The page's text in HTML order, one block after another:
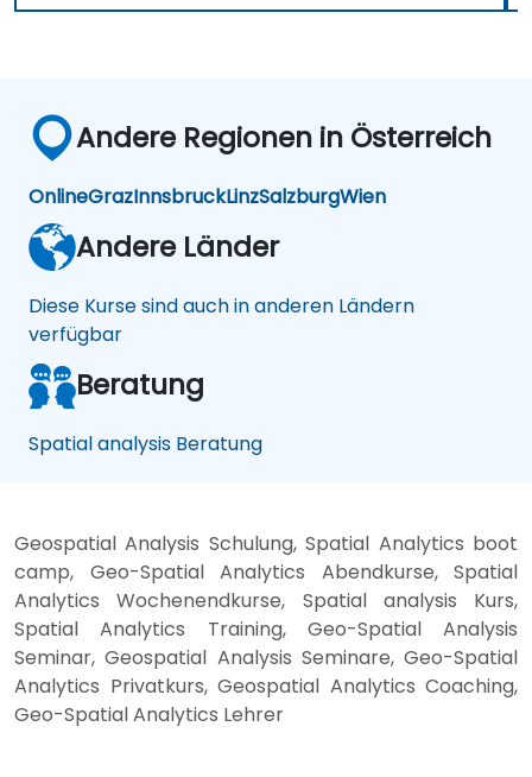
Andere Regionen in Österreich
OnlineGrazInnsbruckLinzSalzburgWien
Andere Länder
Diese Kurse sind auch in anderen Ländern
verfügbar
Beratung
Spatial analysis Beratung
Geospatial Analysis Schulung, Spatial Analytics boot
camp, Geo-Spatial Analytics Abendkurse, Spatial
Analytics Wochenendkurse, Spatial analysis Kurs,
Spatial Analytics Training, Geo-Spatial Analysis
Seminar, Geospatial Analysis Seminare, Geo-Spatial
Analytics Privatkurs, Geospatial Analytics Coaching,
Geo-Spatial Analytics Lehrer